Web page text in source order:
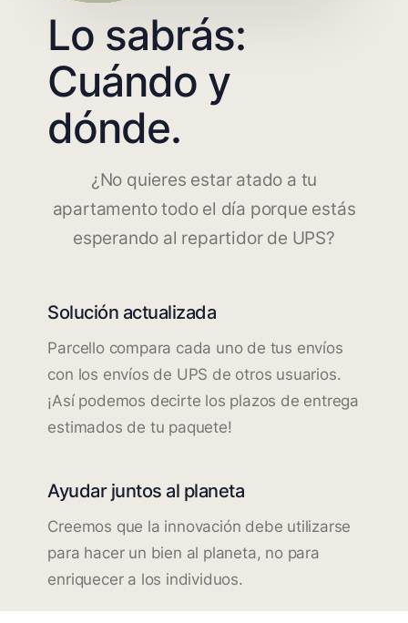
Lo sabrás:
Cuándo y
dónde.
¿No quieres estar atado a tu
apartamento todo el día porque estás
esperando al repartidor de UPS?
Solución actualizada
Parcello compara cada uno de tus envíos
con los envíos de UPS de otros usuarios.
¡Así podemos decirte los plazos de entrega
estimados de tu paquete!
Ayudar juntos al planeta
Creemos que la innovación debe utilizarse
para hacer un bien al planeta, no para
enriquecer a los individuos.